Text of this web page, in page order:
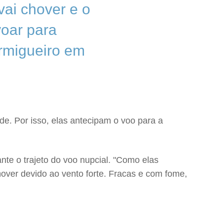
chover e o
para
em
Por isso, elas antecipam o voo para a
o trajeto do voo nupcial. "Como elas
devido ao vento forte. Fracas e com fome,